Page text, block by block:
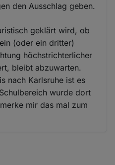
den Ausschlag geben.
geklärt wird, ob
(oder ein dritter)
höchstrichterlicher
bleibt abzuwarten.
nach Karlsruhe ist es
wurde dort
mir das mal zum